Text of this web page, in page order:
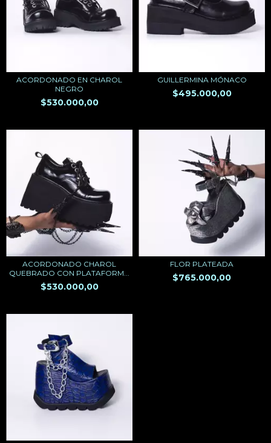
ACORDONADO EN CHAROL
NEGRO
$530.000,00
GUILLERMINA MÓNACO
$495.000,00
ACORDONADO CHAROL
QUEBRADO CON PLATAFORM...
$530.000,00
FLOR PLATEADA
$765.000,00